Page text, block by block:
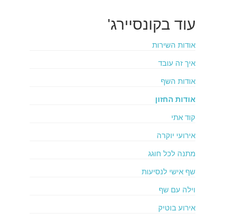
עוד בקונסיירג'
אודות השירות
איך זה עובד
אודות השף
אודות החזון
קוד אתי
אירועי יוקרה
מתנה לכל חוגג
שף אישי לנסיעות
וילה עם שף
אירוע בוטיק